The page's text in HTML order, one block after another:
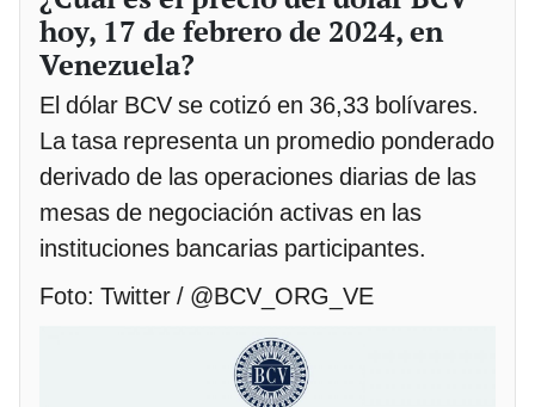
hoy, 17 de febrero de 2024, en
Venezuela?
El dólar BCV se cotizó en 36,33 bolívares.
La tasa representa un promedio ponderado
derivado de las operaciones diarias de las
mesas de negociación activas en las
instituciones bancarias participantes.
Foto: Twitter / @BCV_ORG_VE